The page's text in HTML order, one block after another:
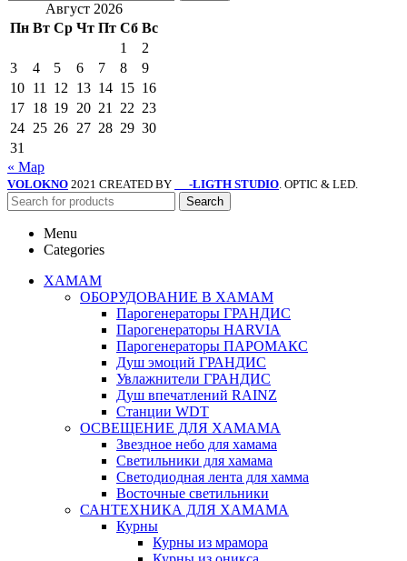
Август 2026
Пн Вт Ср Чт Пт Сб Вс
1
2
3
4 5 6 7 8
9
10 11 12 13 14 15 16
17 18 19 20 21 22 23
24 25 26 27 28 29 30
31
« Мар
VOLOKNO 2021 CREATED BY -LIGTH STUDIO. OPTIC & LED.
Search
Menu
Categories
ХАМАМ
ОБОРУДОВАНИЕ В ХАМАМ
Парогенераторы ГРАНДИС
Парогенераторы HARVIA
Парогенераторы ПАРОМАКС
Душ эмоций ГРАНДИС
Увлажнители ГРАНДИС
Душ впечатлений RAINZ
Станции WDT
ОСВЕЩЕНИЕ ДЛЯ ХАМАМА
Звездное небо для хамама
Светильники для хамама
Светодиодная лента для хамма
Восточные светильники
САНТЕХНИКА ДЛЯ ХАМАМА
Курны
Курны из мрамора